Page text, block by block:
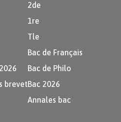
brevet
2de
1re
Tle
Bac de Français
Bac de Philo
Bac 2026
Annales bac